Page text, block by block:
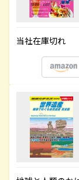
当社在庫切れ